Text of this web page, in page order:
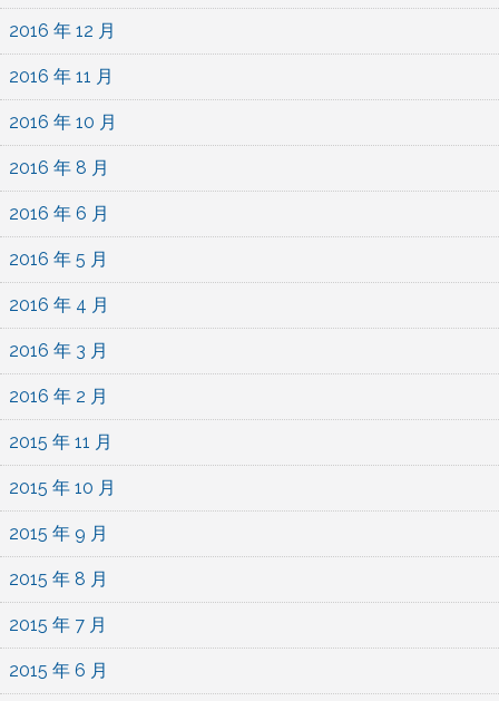
2016 年 12 月
2016 年 11 月
2016 年 10 月
2016 年 8 月
2016 年 6 月
2016 年 5 月
2016 年 4 月
2016 年 3 月
2016 年 2 月
2015 年 11 月
2015 年 10 月
2015 年 9 月
2015 年 8 月
2015 年 7 月
2015 年 6 月